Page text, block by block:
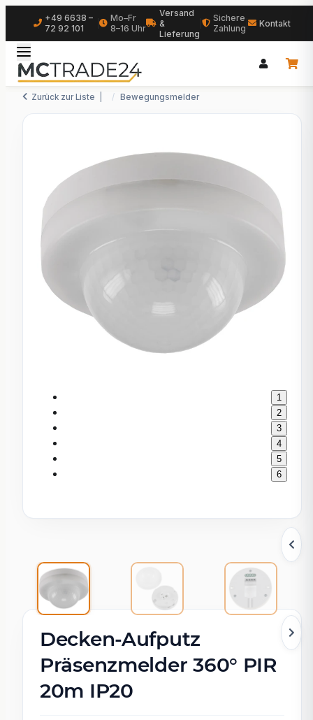
+49 6638 –
72 92 101
Mo–Fr
8–16 Uhr
Versand
&
Lieferung
Sichere
Zahlung
Kontakt
Zurück zur Liste Bewegungsmelder
1
2
3
4
5
6
Decken-Aufputz
Präsenzmelder 360° PIR
20m IP20